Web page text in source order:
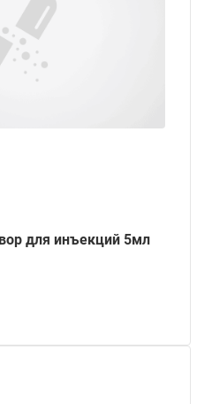
для инъекций 5мл